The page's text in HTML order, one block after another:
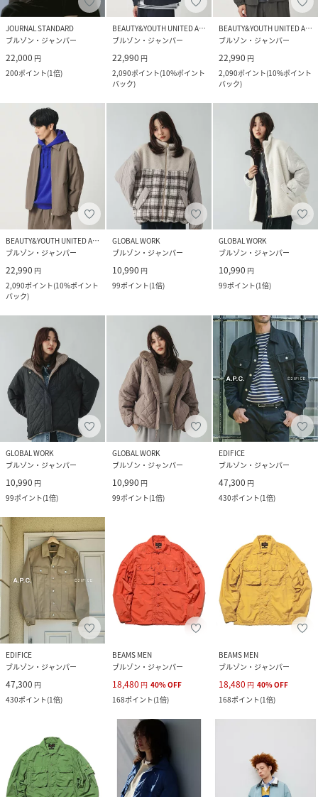
JOURNAL STANDARD
ブルゾン・ジャンパー
22,000 円
200ポイント(1倍)
BEAUTY&YOUTH UNITED ARROWS
ブルゾン・ジャンパー
22,990 円
2,090ポイント(10%ポイント
バック)
BEAUTY&YOUTH UNITED ARROWS
ブルゾン・ジャンパー
22,990 円
2,090ポイント(10%ポイント
バック)
BEAUTY&YOUTH UNITED ARROWS
ブルゾン・ジャンパー
22,990 円
2,090ポイント(10%ポイント
バック)
GLOBAL WORK
ブルゾン・ジャンパー
10,990 円
99ポイント(1倍)
GLOBAL WORK
ブルゾン・ジャンパー
10,990 円
99ポイント(1倍)
GLOBAL WORK
ブルゾン・ジャンパー
10,990 円
99ポイント(1倍)
GLOBAL WORK
ブルゾン・ジャンパー
10,990 円
99ポイント(1倍)
EDIFICE
ブルゾン・ジャンパー
47,300 円
430ポイント(1倍)
EDIFICE
ブルゾン・ジャンパー
47,300 円
430ポイント(1倍)
BEAMS MEN
ブルゾン・ジャンパー
18,480 円 40%OFF
168ポイント(1倍)
BEAMS MEN
ブルゾン・ジャンパー
18,480 円 40%OFF
168ポイント(1倍)